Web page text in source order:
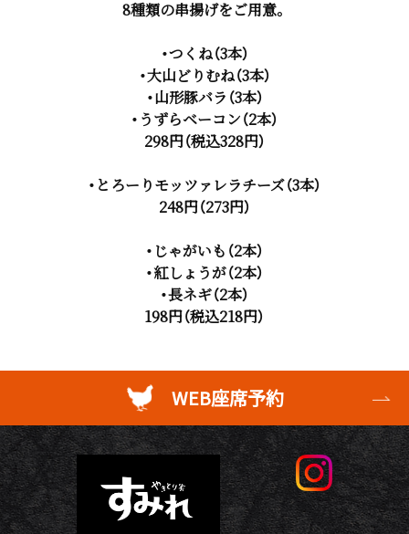
8種類の串揚げをご用意。
・つくね（3本）
・大山どりむね（3本）
・山形豚バラ（3本）
・うずらベーコン（2本）
298円（税込328円）
・とろーりモッツァレラチーズ（3本）
248円（273円）
・じゃがいも（2本）
・紅しょうが（2本）
・長ネギ（2本）
198円（税込218円）
WEB座席予約